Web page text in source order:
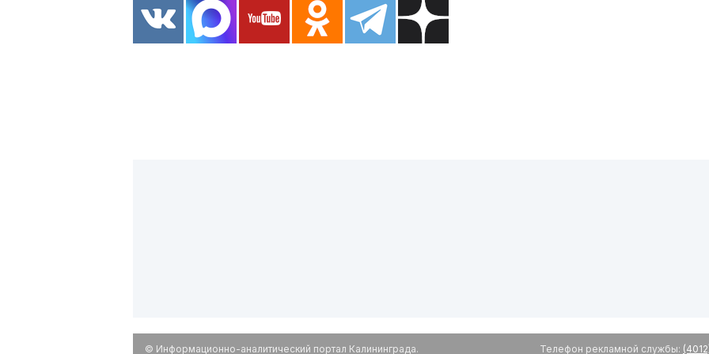
© Информационно-аналитический портал Калининграда. Телефон рекламной службы: